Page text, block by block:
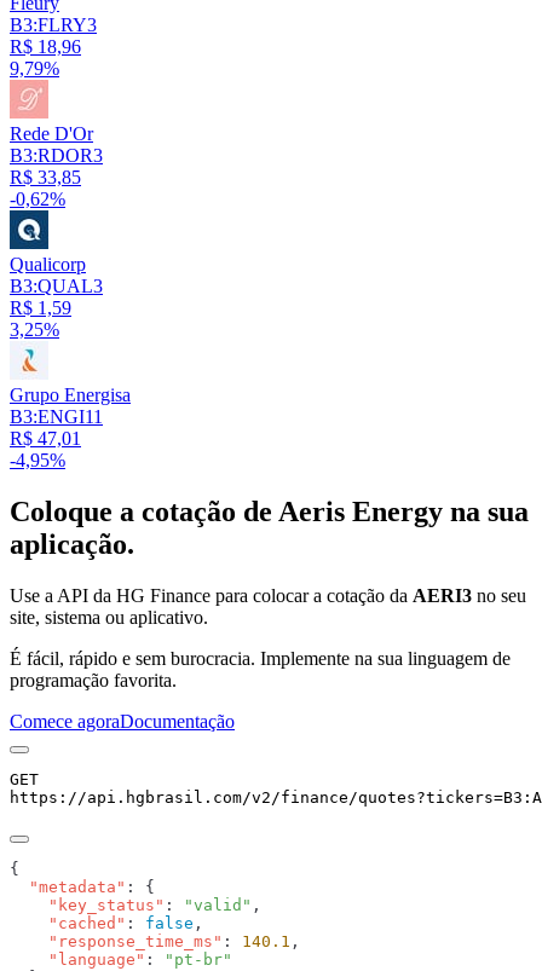
B3:FLRY3
R$ 18,96
9,79%
Rede D'Or
B3:RDOR3
R$ 33,85
-0,62%
Qualicorp
B3:QUAL3
R$ 1,59
3,25%
Grupo Energisa
B3:ENGI11
R$ 47,01
-4,95%
Coloque a cotação de Aeris Energy na sua
aplicação.
Use a API da HG Finance para colocar a cotação da AERI3 no seu
site, sistema ou aplicativo.
É fácil, rápido e sem burocracia. Implemente na sua linguagem de
programação favorita.
Comece agoraDocumentação
GET
https://api.hgbrasil.com/v2/finance/quotes?tickers=
  "metadata"
    "key_status"
: "valid"
    "cached"
: false
    "response_time_ms"
: 140.1
    "language"
: